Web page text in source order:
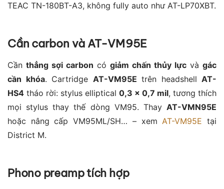
TEAC TN-180BT-A3, không fully auto như AT-LP70XBT.
Cần carbon và AT-VM95E
Cần thẳng sợi carbon có giảm chấn thủy lực và gác
cần khóa. Cartridge AT-VM95E trên headshell AT-
HS4 tháo rời: stylus elliptical 0,3 × 0,7 mil, tương thích
mọi stylus thay thế dòng VM95. Thay AT-VMN95E
hoặc nâng cấp VM95ML/SH… – xemAT-VM95E tại
District M.
Phono preamp tích hợp